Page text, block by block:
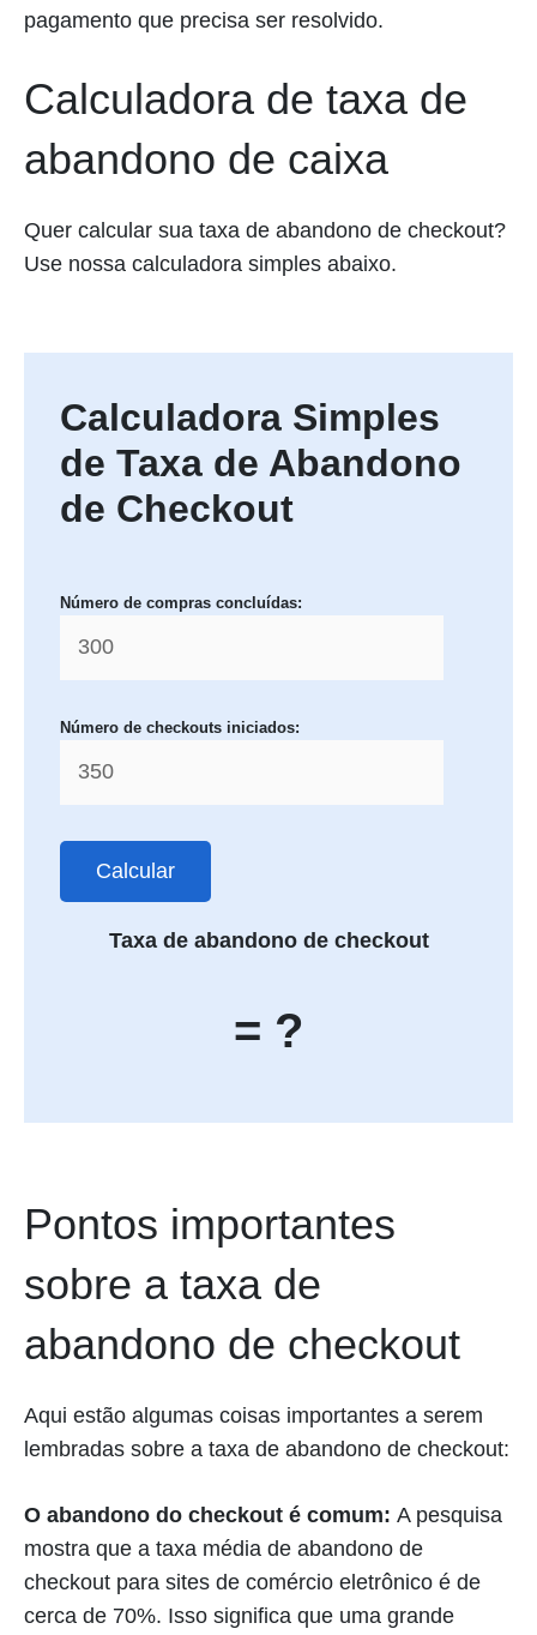
pagamento que precisa ser resolvido.
Calculadora de taxa de
abandono de caixa
Quer calcular sua taxa de abandono de checkout?
Use nossa calculadora simples abaixo.
Calculadora Simples
de Taxa de Abandono
de Checkout
Número de compras concluídas:
Número de checkouts iniciados:
Calcular
Taxa de abandono de checkout
= ?
Pontos importantes
sobre a taxa de
abandono de checkout
Aqui estão algumas coisas importantes a serem
lembradas sobre a taxa de abandono de checkout:
O abandono do checkout é comum: A pesquisa
mostra que a taxa média de abandono de
checkout para sites de comércio eletrônico é de
cerca de 70%. Isso significa que uma grande